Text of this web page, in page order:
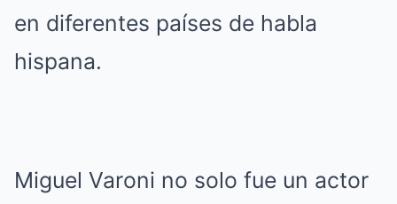
en diferentes países de habla
hispana.
Miguel Varoni no solo fue un actor